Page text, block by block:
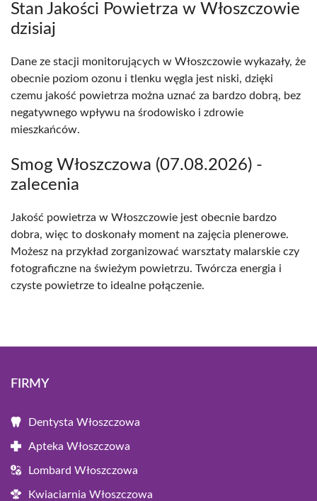
Stan Jakości Powietrza w Włoszczowie
dzisiaj
Dane ze stacji monitorujących w Włoszczowie wykazały, że
obecnie poziom ozonu i tlenku węgla jest niski, dzięki
czemu jakość powietrza można uznać za bardzo dobrą, bez
negatywnego wpływu na środowisko i zdrowie
mieszkańców.
Smog Włoszczowa (07.08.2026) -
zalecenia
Jakość powietrza w Włoszczowie jest obecnie bardzo
dobra, więc to doskonały moment na zajęcia plenerowe.
Możesz na przykład zorganizować warsztaty malarskie czy
fotograficzne na świeżym powietrzu. Twórcza energia i
czyste powietrze to idealne połączenie.
FIRMY
Dentysta Włoszczowa
Apteka Włoszczowa
Lombard Włoszczowa
Kwiaciarnia Włoszczowa